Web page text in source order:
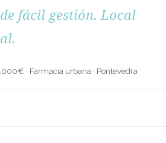
fácil gestión. Local
· Farmacia urbana · Pontevedra